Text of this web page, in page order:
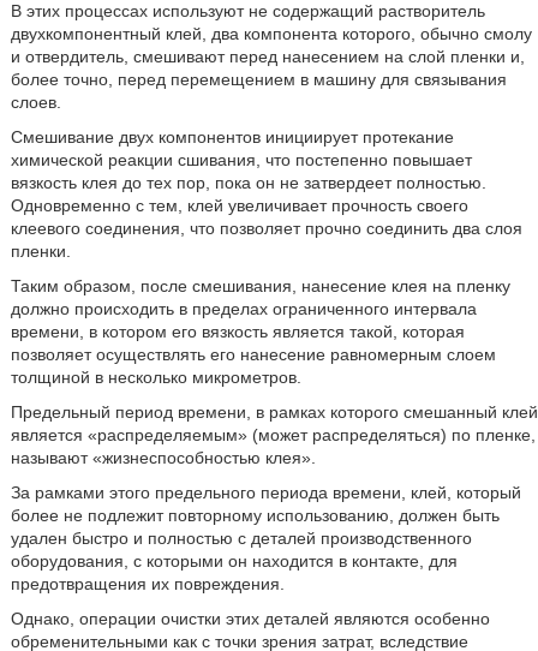
В этих процессах используют не содержащий растворитель
двухкомпонентный клей, два компонента которого, обычно смолу
и отвердитель, смешивают перед нанесением на слой пленки и,
более точно, перед перемещением в машину для связывания
слоев.
Смешивание двух компонентов инициирует протекание
химической реакции сшивания, что постепенно повышает
вязкость клея до тех пор, пока он не затвердеет полностью.
Одновременно с тем, клей увеличивает прочность своего
клеевого соединения, что позволяет прочно соединить два слоя
пленки.
Таким образом, после смешивания, нанесение клея на пленку
должно происходить в пределах ограниченного интервала
времени, в котором его вязкость является такой, которая
позволяет осуществлять его нанесение равномерным слоем
толщиной в несколько микрометров.
Предельный период времени, в рамках которого смешанный клей
является «распределяемым» (может распределяться) по пленке,
называют «жизнеспособностью клея».
За рамками этого предельного периода времени, клей, который
более не подлежит повторному использованию, должен быть
удален быстро и полностью с деталей производственного
оборудования, с которыми он находится в контакте, для
предотвращения их повреждения.
Однако, операции очистки этих деталей являются особенно
обременительными как с точки зрения затрат, вследствие